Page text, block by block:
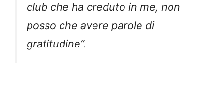
club che ha creduto in me, non
posso che avere parole di
gratitudine”.